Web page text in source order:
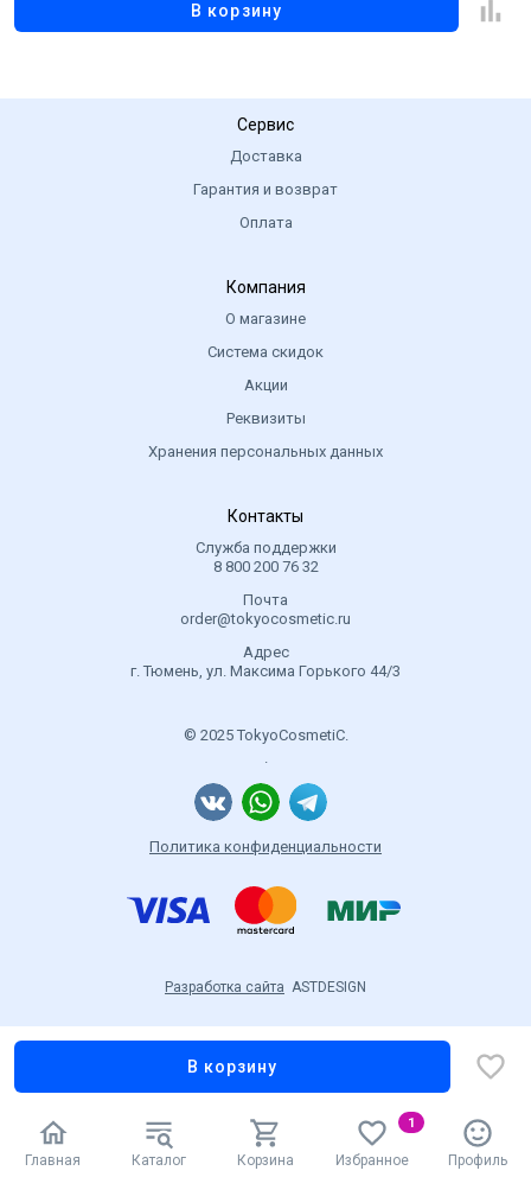
Главная Каталог Корзина Избранное
1
Профиль
В корзину
В корзину
Сервис
Доставка
Гарантия и возврат
Оплата
Компания
О магазине
Система скидок
Акции
Реквизиты
Хранения персональных данных
Контакты
Служба поддержки
8 800 200 76 32
Почта
order@tokyocosmetic.ru
Адрес
г. Тюмень, ул. Максима Горького 44/3
© 2025 TokyoCosmetiC.
.
Политика конфиденциальности
Разработка сайта ASTDESIGN